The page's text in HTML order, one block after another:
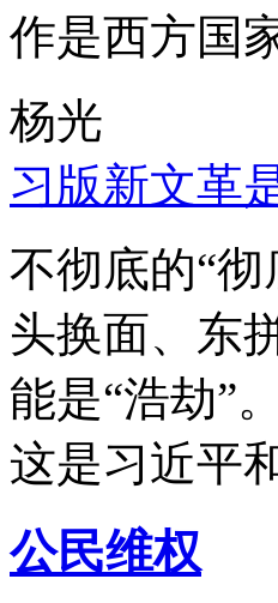
作是西方国
杨光
习版新文革
不彻底的“
头换面、东
能是“浩劫”
这是习近平
公民维权